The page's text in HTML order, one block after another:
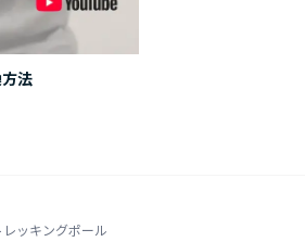
法
レッキングポール